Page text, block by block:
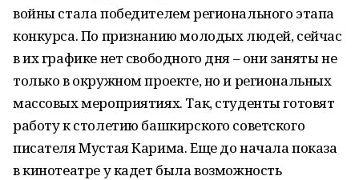
войны стала победителем регионального этапа
конкурса. По признанию молодых людей, сейчас
в их графике нет свободного дня – они заняты не
только в окружном проекте, но и региональных
массовых мероприятиях. Так, студенты готовят
работу к столетию башкирского советского
писателя Мустая Карима. Еще до начала показа
в кинотеатре у кадет была возможность